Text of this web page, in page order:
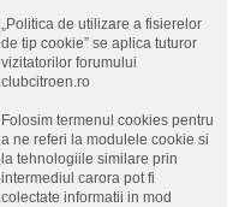
„Politica de utilizare a fisierelor
de tip cookie” se aplica tuturor
vizitatorilor forumului
clubcitroen.ro
Folosim termenul cookies pentru
a ne referi la modulele cookie si
la tehnologiile similare prin
intermediul carora pot fi
colectate informatii in mod